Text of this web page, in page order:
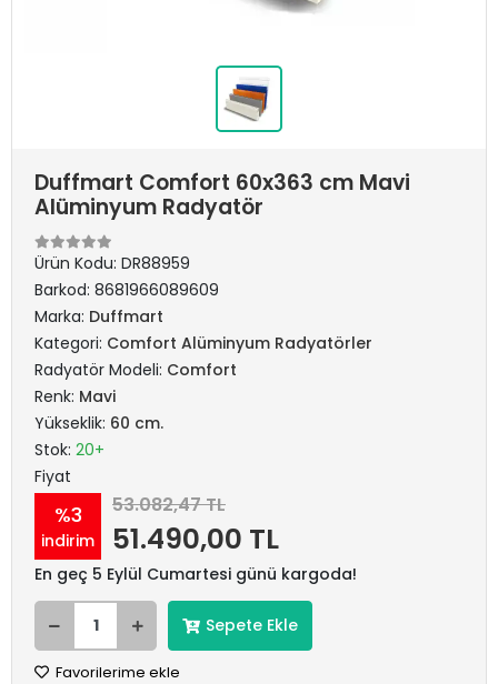
Duffmart Comfort 60x363 cm Mavi
Alüminyum Radyatör
Ürün Kodu: DR88959
Barkod: 8681966089609
Marka: Duffmart
Kategori: Comfort Alüminyum Radyatörler
Radyatör Modeli: Comfort
Renk: Mavi
Yükseklik: 60 cm.
Stok: 20+
Fiyat
%3
indirim
53.082,47 TL
51.490,00 TL
En geç 5 Eylül Cumartesi günü kargoda!
Sepete Ekle
Favorilerime ekle